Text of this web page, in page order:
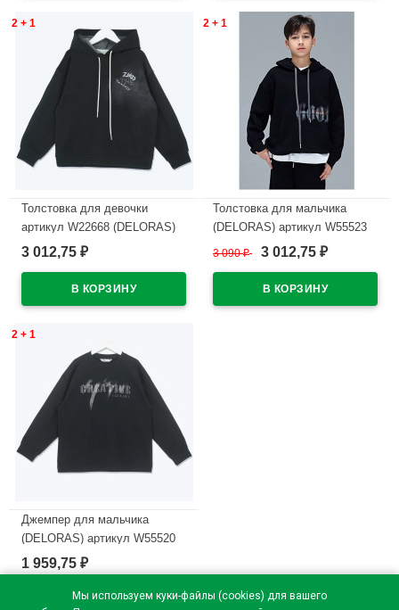
Мы используем куки-файлы (cookies) для вашего
2 + 1
Толстовка для девочки
артикул W22668 (DELORAS)
размер цвет черный
3 012,75 ₽
2 + 1
Толстовка для мальчика
(DELORAS) артикул W55523
размер 34/134-44/164 цвет
3 090₽ 3 012,75 ₽
2 + 1
Джемпер для мальчика
(DELORAS) артикул W55520
размер 34/134-44/164 цвет
черный
1 959,75 ₽